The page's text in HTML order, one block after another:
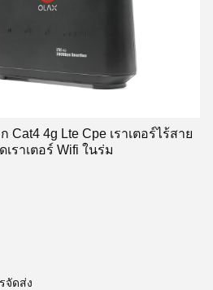
Cat4 4g Lte Cpe เราเตอร์ไร้สาย
ราเตอร์ Wifi ในร่ม
จัดส่ง